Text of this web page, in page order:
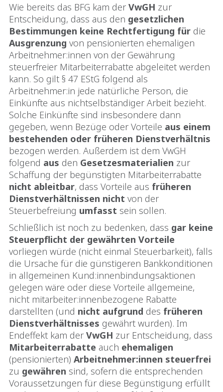
Wie bereits das BFG kam der VwGH zur
Entscheidung, dass aus den gesetzlichen
Bestimmungen keine Rechtfertigung für die
Ausgrenzung von pensionierten ehemaligen
Arbeitnehmer:innen von der Gewährung
steuerfreier Mitarbeiterrabatte abgeleitet werden
kann. So gilt § 47 EStG folgend als
Arbeitnehmer:in jede natürliche Person, die
Einkünfte aus nichtselbständiger Arbeit bezieht.
Solche Einkünfte sind insbesondere dann
gegeben, wenn Bezüge oder Vorteile aus einem
bestehenden oder früheren Dienstverhältnis
bezogen werden. Außerdem ist dem VwGH
folgend aus den Gesetzesmaterialien zur
Schaffung der begünstigten Mitarbeiterrabatte
nicht ableitbar, dass Vorteile aus früheren
Dienstverhältnissen nicht von der
Steuerbefreiung umfasst sein sollen.
Schließlich ist noch zu bedenken, dass gar keine
Steuerpflicht der gewährten Vorteile
vorliegen würde (nicht einmal Steuerbarkeit), falls
die Ursache für die günstigeren Bankkonditionen
in allgemeinen Kund:innenbindungsaktionen
gelegen wäre oder diese Vorteile allgemeine,
nicht mitarbeiter:innenbezogene Rabatte
darstellten (und nicht aufgrund des früheren
Dienstverhältnisses gewährt wurden). Im
Endeffekt kam der VwGH zur Entscheidung, dass
Mitarbeiterrabatte auch ehemaligen
(pensionierten) Arbeitnehmer:innen steuerfrei
zu gewähren sind, sofern die entsprechenden
Voraussetzungen für diese Begünstigung erfüllt